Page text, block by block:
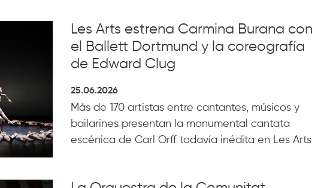
Les Arts estrena Carmina Burana con
el Ballett Dortmund y la coreografía
de Edward Clug
25.06.2026
Más de 170 artistas entre cantantes, músicos y
bailarines presentan la monumental cantata
escénica de Carl Orff todavía inédita en Les Arts